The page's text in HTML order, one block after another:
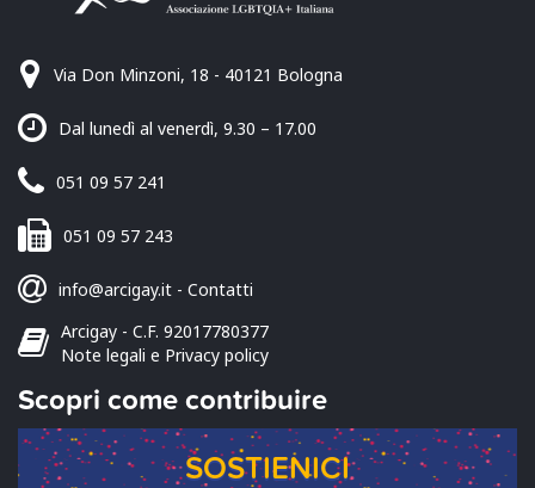
Via Don Minzoni, 18 - 40121 Bologna
Dal lunedì al venerdì, 9.30 – 17.00
051 09 57 241
051 09 57 243
info@arcigay.it - Contatti
Arcigay - C.F. 92017780377
Note legali e Privacy policy
Scopri come contribuire
SOSTIENICI